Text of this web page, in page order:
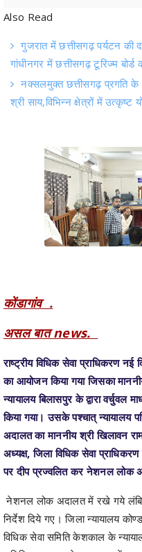
Also Read
गुजरात में छत्तीसगढ़ पर्यटन
गांधीनगर में छत्तीसगढ़ टूरिज्म बोर्ड
नक्सलमुक्त छत्तीसगढ़ प्रगति के
श्री साय,विभिन्न क्षेत्रों में उत्कृष्ट
कोंडागांव .
असल बात news.
राष्ट्रीय विधिक सेवा प्राधिकरण
का आयोजन किया गया जिसका
न्यायालय बिलासपुर के द्वारा
किया गया। उसके पश्चात् न्यायालय
अदालत का माननीय श्री खिलावन
अध्यक्ष, जिला विधिक सेवा प्राधिकरण
पर दीप प्रज्वलित कर नेशनल लोक
नेशनल लोक अदालत में रखे गये
निर्देश दिये गए। जिला न्यायालय
विधिक सेवा समिति केशकाल के